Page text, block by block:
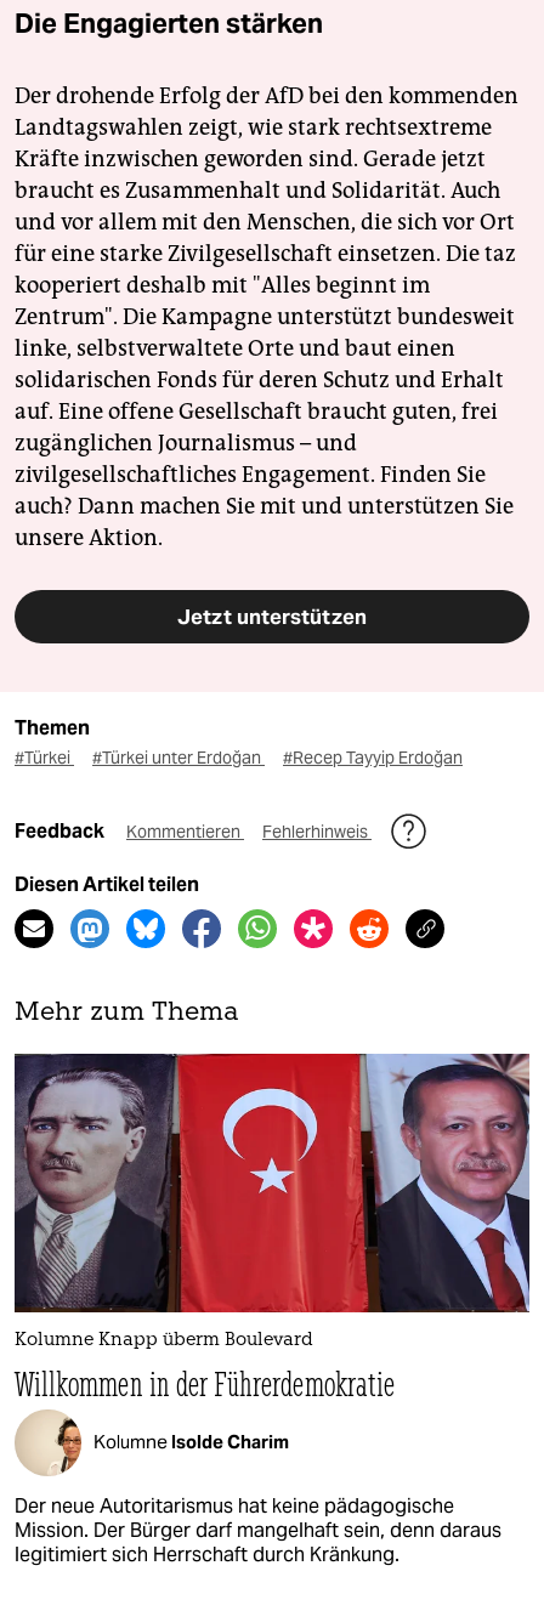
Die Engagierten stärken
Der drohende Erfolg der AfD bei den kommenden
Landtagswahlen zeigt, wie stark rechtsextreme
Kräfte inzwischen geworden sind. Gerade jetzt
braucht es Zusammenhalt und Solidarität. Auch
und vor allem mit den Menschen, die sich vor Ort
für eine starke Zivilgesellschaft einsetzen. Die taz
kooperiert deshalb mit "Alles beginnt im
Zentrum". Die Kampagne unterstützt bundesweit
linke, selbstverwaltete Orte und baut einen
solidarischen Fonds für deren Schutz und Erhalt
auf. Eine offene Gesellschaft braucht guten, frei
zugänglichen Journalismus – und
zivilgesellschaftliches Engagement. Finden Sie
auch? Dann machen Sie mit und unterstützen Sie
unsere Aktion.
Jetzt unterstützen
Themen
#Türkei #Türkei unter Erdoğan #Recep Tayyip Erdoğan
Feedback Kommentieren Fehlerhinweis
Diesen Artikel teilen
Mehr zum Thema
Kolumne Knapp überm Boulevard
Willkommen in der Führerdemokratie
Kolumne Isolde Charim
Der neue Autoritarismus hat keine pädagogische
Mission. Der Bürger darf mangelhaft sein, denn daraus
legitimiert sich Herrschaft durch Kränkung.